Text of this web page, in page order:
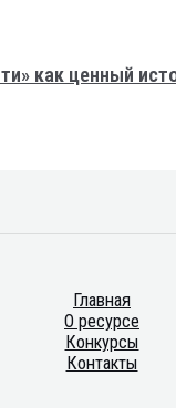
как ценный
Главная
О ресурсе
Конкурсы
Контакты